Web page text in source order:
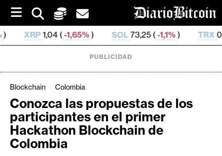
i
p
t
o
SOL73,25 (-1,1%) TRX0,326 893 (-0,36%
C
r
i
p
PUBLICIDAD
Blockchain Colombia
Conozca las propuestas de los
participantes en el primer
Hackathon Blockchain de
Colombia